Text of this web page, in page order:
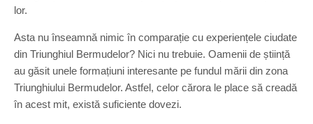
lor.
Asta nu înseamnă nimic în comparație cu experiențele ciudate
din Triunghiul Bermudelor? Nici nu trebuie. Oamenii de știință
au găsit unele formațiuni interesante pe fundul mării din zona
Triunghiului Bermudelor. Astfel, celor cărora le place să creadă
în acest mit, există suficiente dovezi.